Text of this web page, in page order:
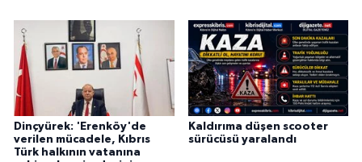
Dinçyürek: 'Erenköy'de
verilen mücadele, Kıbrıs
Türk halkının vatanına
Kaldırıma düşen scooter
sürücüsü yaralandı